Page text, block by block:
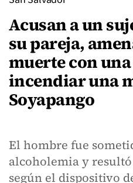
Acusan a un
su pareja,
muerte con
incendiar una
Soyapango
El hombre fue
alcoholemia y resultó
según el dispositivo